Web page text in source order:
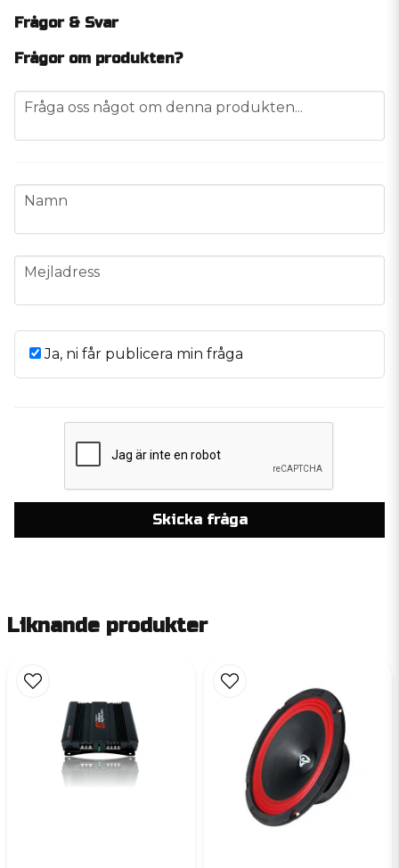
Frågor & Svar
Frågor om produkten?
question
Fråga oss något om denna produkten...
name
Namn
email
Mejladress
Ja, ni får publicera min fråga
Skicka fråga
Liknande produkter